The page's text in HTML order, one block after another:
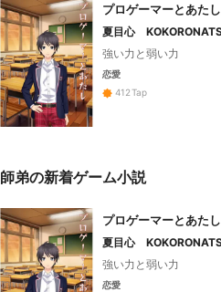
プロゲーマーとあたし
夏目心
強い力と弱い力
恋愛
412Tap
師弟の新着ゲーム小説
プロゲーマーとあたし
夏目心
強い力と弱い力
恋愛